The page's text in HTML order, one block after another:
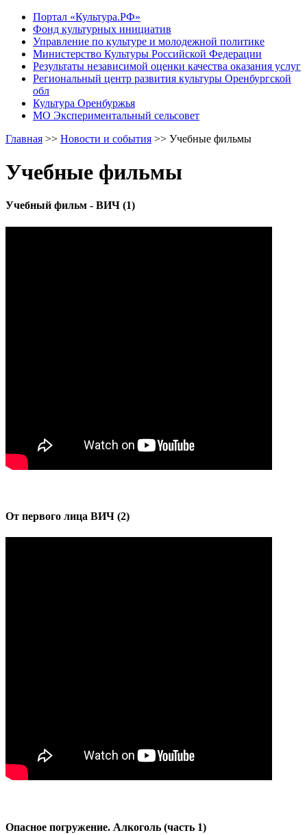
Портал «Культура.РФ»
Фонд культурных инициатив
Управление по культуре и молодежной политике
Министерство Культуры Российской Федерации
Результаты независимой оценки качества оказания услуг
Региональный центр развития культуры Оренбургской
обл
Культура Оренбуржья
МО Экспериментальный сельсовет
Главная >> Новости и события >> Учебные фильмы
Учебные фильмы
Учебный фильм - ВИЧ (1)
От первого лица ВИЧ (2)
Опасное погружение. Алкоголь (часть 1)